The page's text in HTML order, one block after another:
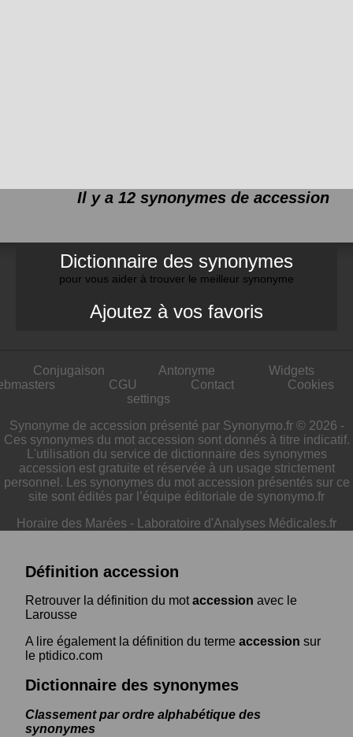
Il y a 12 synonymes de accession
Dictionnaire des synonymes
pour vous aider à trouver le meilleur synonyme
Ajoutez à vos favoris
Conjugaison Antonyme
Widgets
CGU Contact
Cookies
settings
Synonyme de accession présenté par Synonymo.fr © 2026 -
Ces synonymes du mot accession sont donnés à titre indicatif.
L'utilisation du service de dictionnaire des synonymes
accession est gratuite et réservée à un usage strictement
personnel. Les synonymes du mot accession présentés sur ce
site sont édités par l’équipe éditoriale de synonymo.fr
Horaire des Marées - Laboratoire d'Analyses Médicales.fr
Définition accession
Retrouver la définition du motaccession avec le
Larousse
A lire également la définition du terme accession sur
le ptidico.com
Dictionnaire des synonymes
Classement par ordre alphabétique des
synonymes